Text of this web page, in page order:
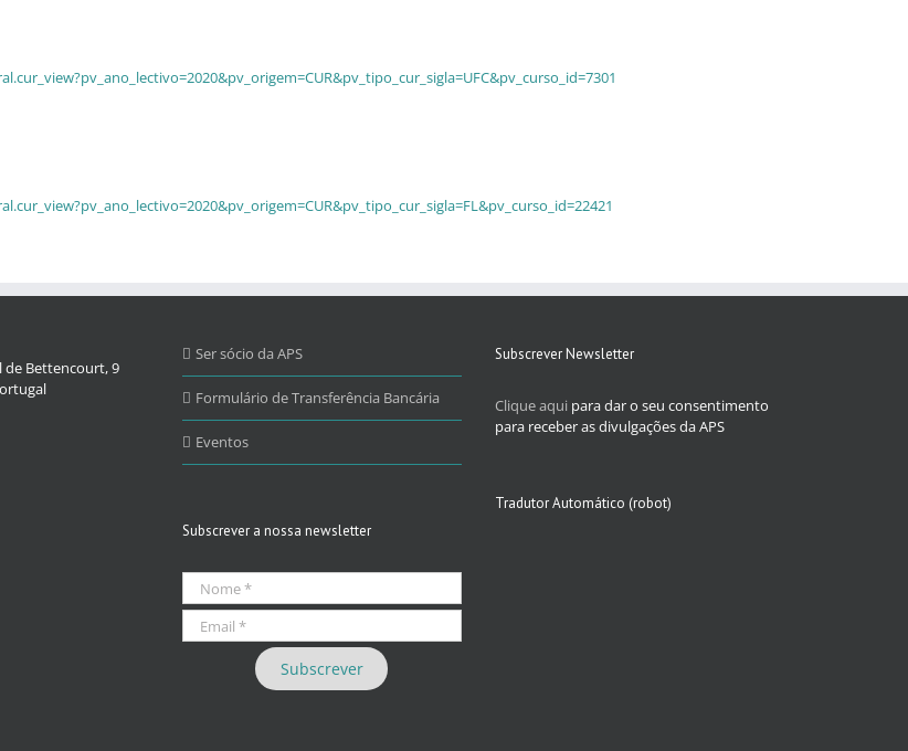
de Bettencourt, 9
Ser sócio da APS
Formulário de Transferência Bancária
Eventos
Subscrever a nossa newsletter
Subscrever Newsletter
Clique aqui para dar o seu consentimento
para receber as divulgações da APS
Tradutor Automático (robot)